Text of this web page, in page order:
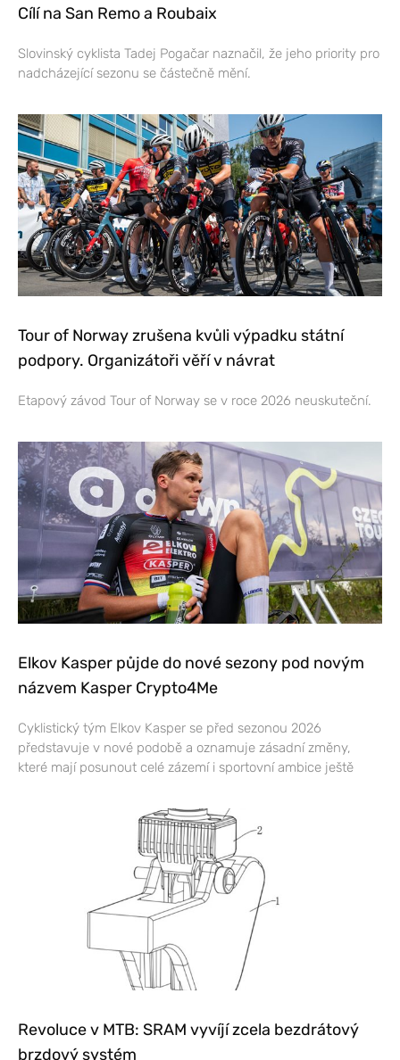
Cílí na San Remo a Roubaix
Slovinský cyklista Tadej Pogačar naznačil, že jeho priority pro
nadcházející sezonu se částečně mění.
Tour of Norway zrušena kvůli výpadku státní
podpory. Organizátoři věří v návrat
Etapový závod Tour of Norway se v roce 2026 neuskuteční.
Elkov Kasper půjde do nové sezony pod novým
názvem Kasper Crypto4Me
Cyklistický tým Elkov Kasper se před sezonou 2026
představuje v nové podobě a oznamuje zásadní změny,
které mají posunout celé zázemí i sportovní ambice ještě
Revoluce v MTB: SRAM vyvíjí zcela bezdrátový
brzdový systém